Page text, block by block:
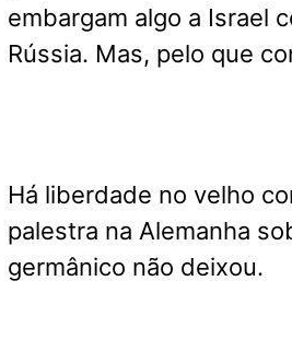
embargam algo a Israel
Rússia. Mas, pelo que
Há liberdade no velho
palestra na Alemanha
germânico não deixou.